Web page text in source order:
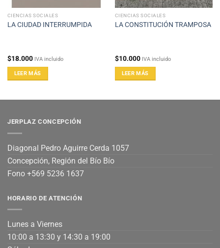
CIENCIAS SOCIALES
LA CIUDAD INTERRUMPIDA
$18.000 IVA incluido
LEER MÁS
CIENCIAS SOCIALES
LA CONSTITUCIÓN TRAMPOSA
$10.000 IVA incluido
LEER MÁS
JERPLAZ CONCEPCIÓN
Diagonal Pedro Aguirre Cerda 1057
Concepción, Región del Bío Bío
Fono +569 5236 1637
HORARIO DE ATENCIÓN
Lunes a Viernes
10:00 a 13:30 y 14:30 a 19:00